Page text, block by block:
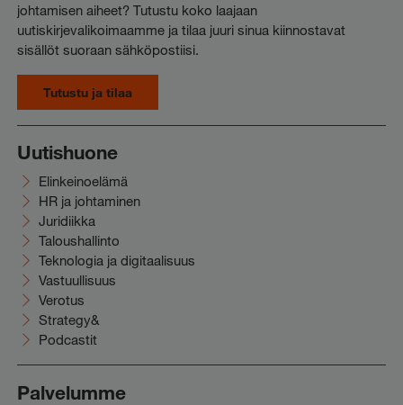
johtamisen aiheet? Tutustu koko laajaan
uutiskirjevalikoimaamme ja tilaa juuri sinua kiinnostavat
sisällöt suoraan sähköpostiisi.
Tutustu ja tilaa
Uutishuone
Elinkeinoelämä
HR ja johtaminen
Juridiikka
Taloushallinto
Teknologia ja digitaalisuus
Vastuullisuus
Verotus
Strategy&
Podcastit
Palvelumme